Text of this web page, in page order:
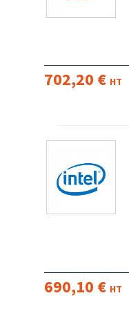
702,20 € HT
690,10 € HT